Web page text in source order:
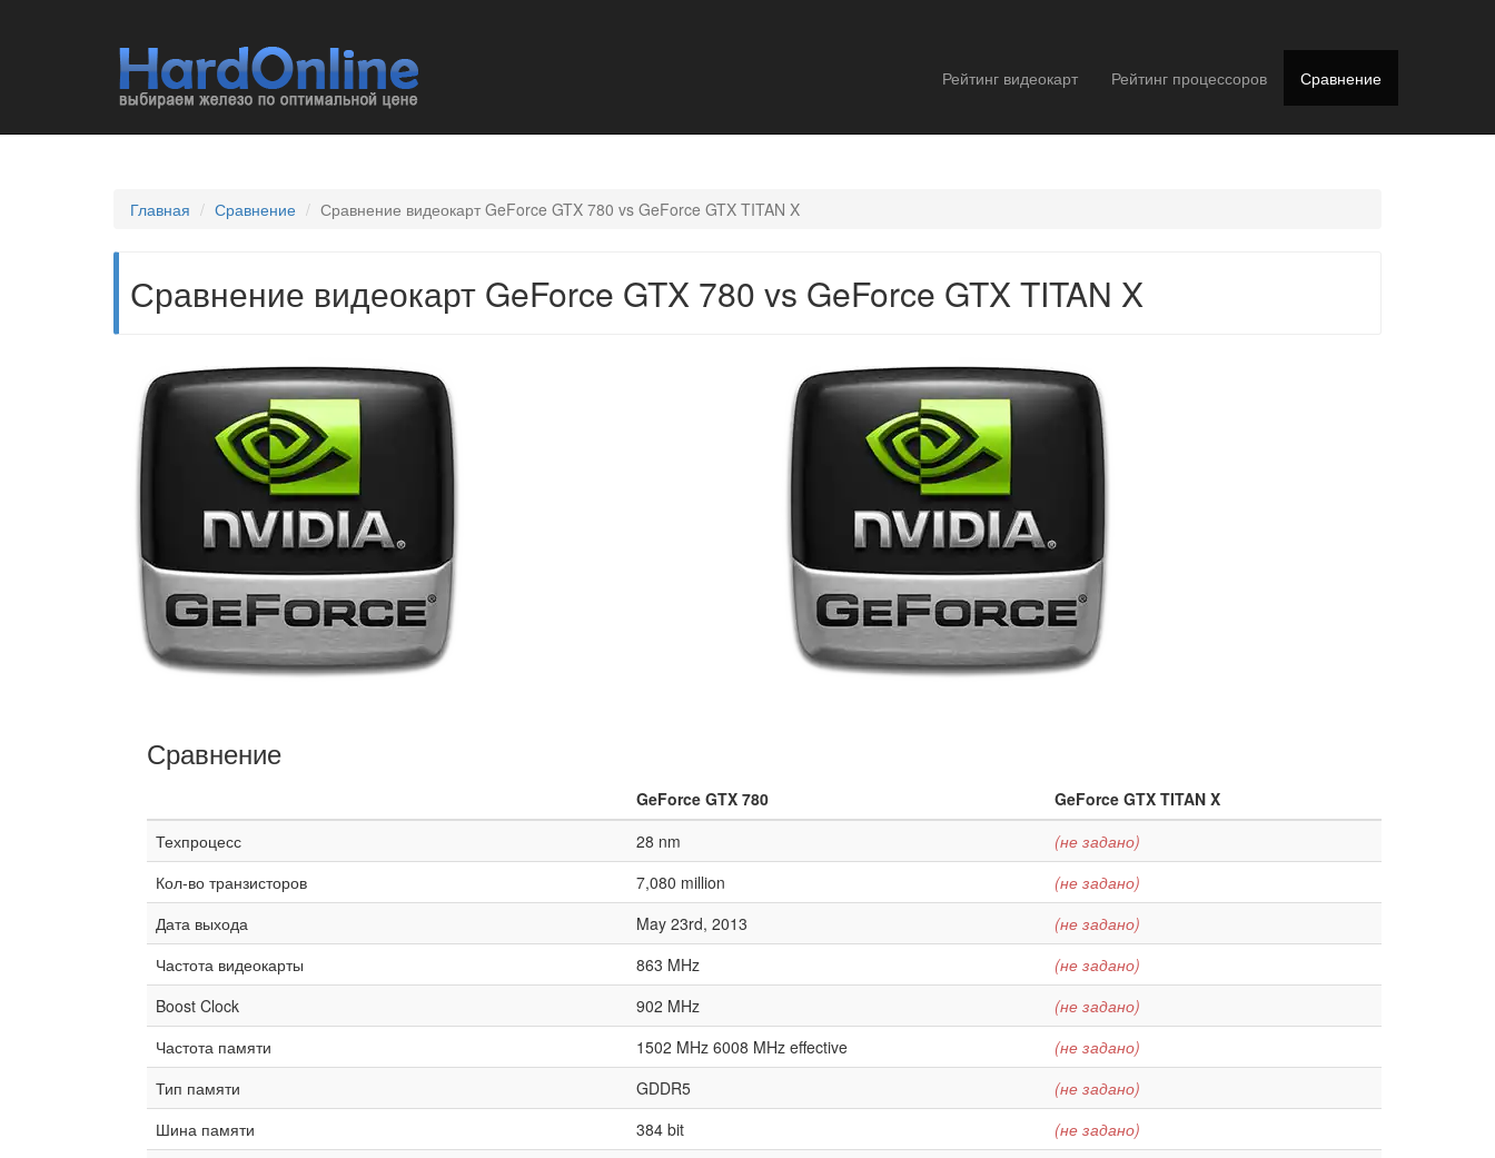
Рейтинг видеокарт Рейтинг процессоров Сравнение
Главная Сравнение Сравнение видеокарт GeForce GTX 780 vs GeForce GTX TITAN X
Сравнение видеокарт GeForce GTX 780 vs GeForce GTX TITAN X
Сравнение
GeForce GTX 780
GeForce GTX TITAN X
Техпроцесс
28 nm
(не задано)
Кол-во транзисторов
7,080 million
(не задано)
Дата выхода
May 23rd, 2013
(не задано)
Частота видеокарты
863 MHz
(не задано)
Boost Clock
902 MHz
(не задано)
Частота памяти
1502 MHz 6008 MHz effective
(не задано)
Тип памяти
GDDR5
(не задано)
Шина памяти
384 bit
(не задано)